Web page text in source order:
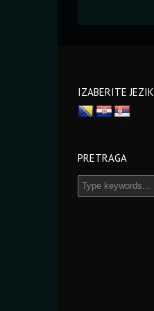
IZABERITE JEZIK
PRETRAGA